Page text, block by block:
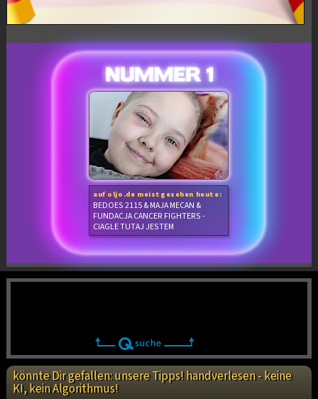
auf oljo.de meistgesehen heute:
BEDOES 2115 & MAJA MECAN &
FUNDACJA CANCER FIGHTERS -
CIAGLE TUTAJ JESTEM
könnte Dir gefallen: unsere Tipps! handverlesen - keine
KI, kein Algorithmus!